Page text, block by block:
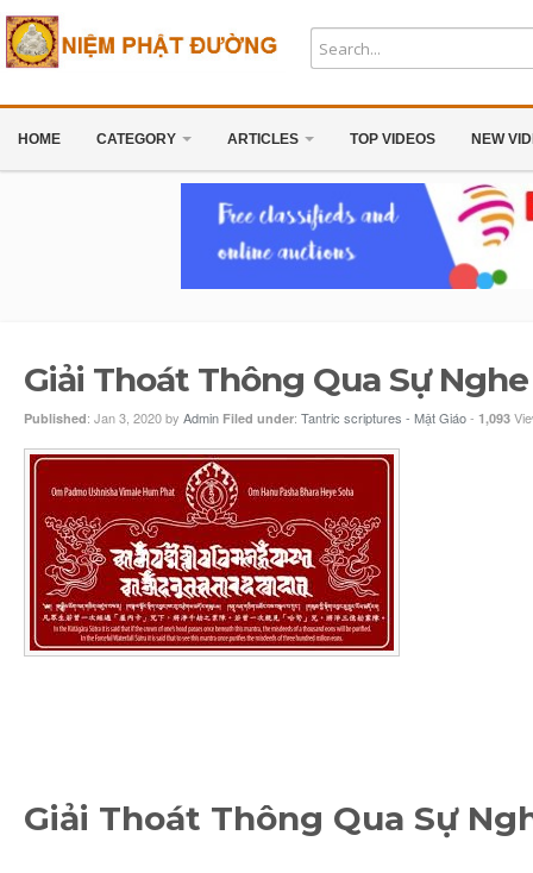
HOME CATEGORY ARTICLES TOP VIDEOS NEW
Giải Thoát Thông Qua Sự
Published: Jan 3, 2020by Admin Filed under: Tantric scriptures - Mật Giáo- 1,093
Giải Thoát Thông Qua Sự